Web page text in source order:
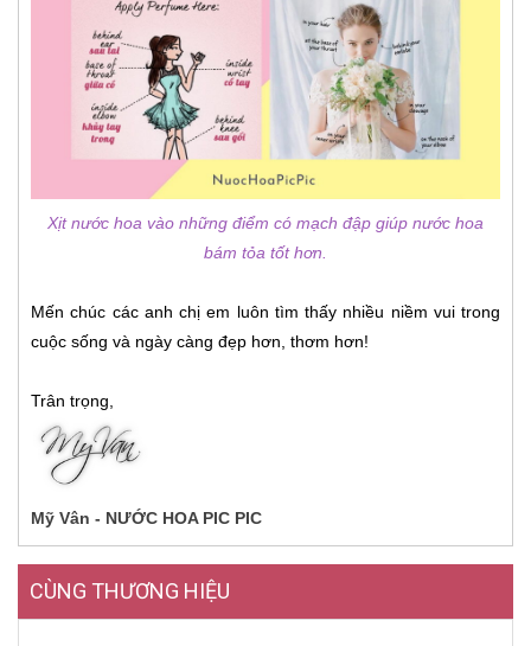
Xịt nước hoa vào những điểm có mạch đập giúp nước hoa
bám tỏa tốt hơn.
Mến chúc các anh chị em luôn tìm thấy nhiều niềm vui trong
cuộc sống và ngày càng đẹp hơn, thơm hơn!
Trân trọng,
Mỹ Vân - NƯỚC HOA PIC PIC
CÙNG THƯƠNG HIỆU